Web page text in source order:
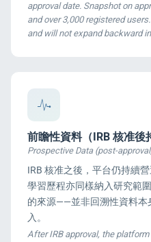
approval date. Snapshot on
and over 3,000 registered
and will not expand backward
前瞻性資料（IRB 核准後
Prospective Data (post-
IRB 核准之後，平台仍持續
學習歷程亦同樣納入研究範
的來源——並非回溯性資料本
入。
After IRB approval, the